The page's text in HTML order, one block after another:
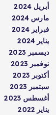
أبريل 2024
مارس 2024
فبراير 2024
يناير 2024
ديسمبر 2023
نوفمبر 2023
أكتوبر 2023
سبتمبر 2023
أغسطس 2023
يناير 2022